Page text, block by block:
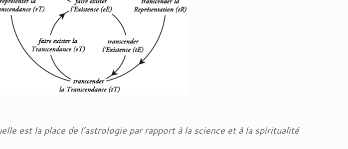
est la place de l’astrologie par rapport à la science et à la spiritualité